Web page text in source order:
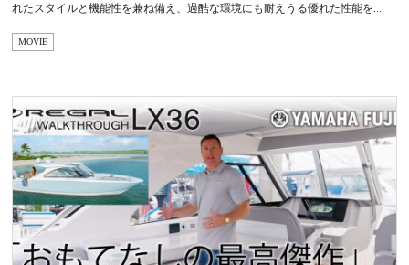
れたスタイルと機能性を兼ね備え、過酷な環境にも耐えうる優れた性能を...
MOVIE